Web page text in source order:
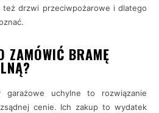
też drzwi przeciwpożarowe i dlatego
ZAMÓWIĆ BRAMĘ
garażowe uchylne to rozwiązanie
cenie. Ich zakup to wydatek